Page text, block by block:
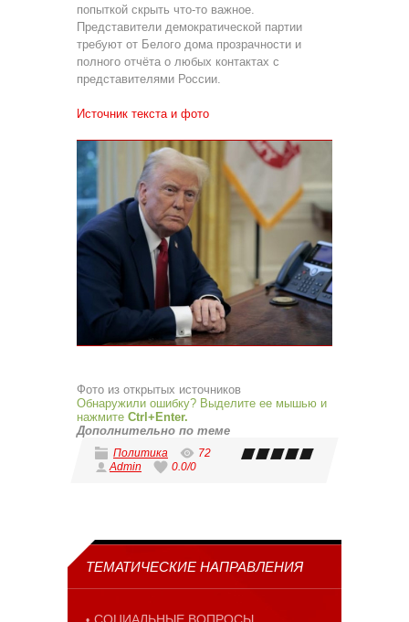
попыткой скрыть что-то важное.
Представители демократической партии
требуют от Белого дома прозрачности и
полного отчёта о любых контактах с
представителями России.
Источник текста и фото
Фото из открытых источников
Обнаружили ошибку? Выделите ее мышью и
нажмите Ctrl+Enter.
Дополнительно по теме
Политика
72
Admin
0.0/0
ТЕМАТИЧЕСКИЕ НАПРАВЛЕНИЯ